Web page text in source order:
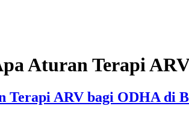
Aturan Terapi
Terapi ARV bagi ODHA di